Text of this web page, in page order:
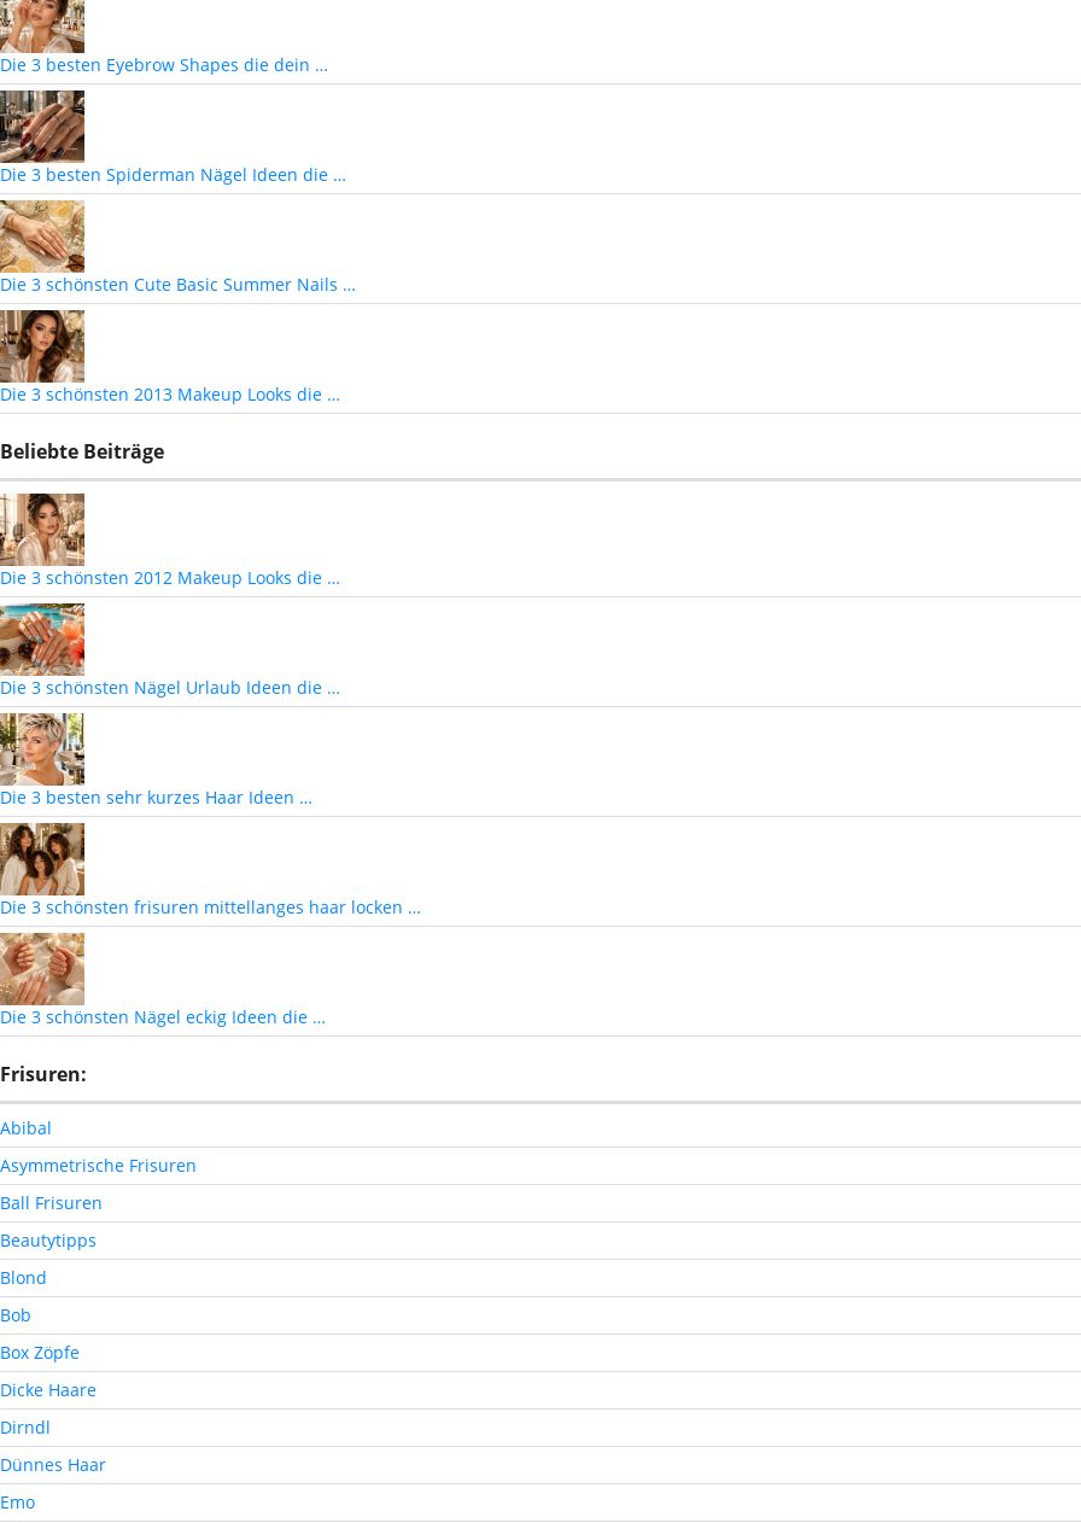
Die 3 besten Eyebrow Shapes die dein …
Die 3 besten Spiderman Nägel Ideen die …
Die 3 schönsten Cute Basic Summer Nails …
Die 3 schönsten 2013 Makeup Looks die …
Beliebte Beiträge
Die 3 schönsten 2012 Makeup Looks die …
Die 3 schönsten Nägel Urlaub Ideen die …
Die 3 besten sehr kurzes Haar Ideen …
Die 3 schönsten frisuren mittellanges haar locken …
Die 3 schönsten Nägel eckig Ideen die …
Frisuren:
Abibal
Asymmetrische Frisuren
Ball Frisuren
Beautytipps
Blond
Bob
Box Zöpfe
Dicke Haare
Dirndl
Dünnes Haar
Emo